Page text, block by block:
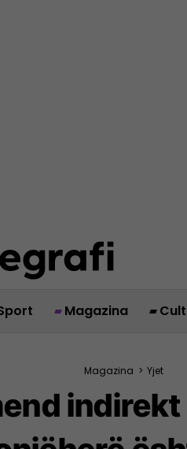
Magazina Cult
Magazina > Yjet